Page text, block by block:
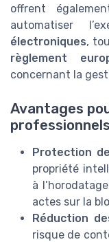
offrent
automatiser
électroniques,
règlement
concernant la
Avantages
Protection
propriété
à
actes sur la
Réduction
risque de